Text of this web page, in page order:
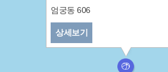
엄궁동 606
상세보기